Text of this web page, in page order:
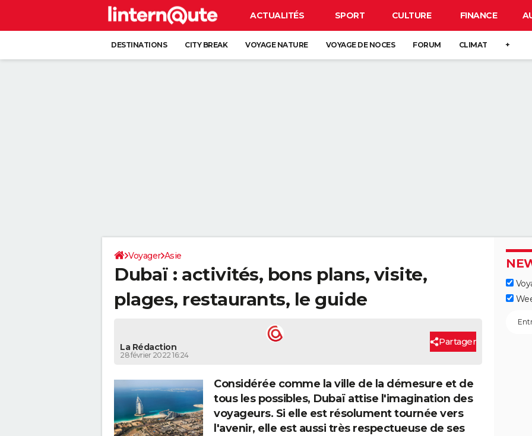
ACTUALITÉS SPORT CULTURE FINANCE
DESTINATIONS CITY BREAK VOYAGE NATURE VOYAGE DE NOCES FORUM CLIMAT +
Voyager Asie
Dubaï : activités, bons plans, visite,
plages, restaurants, le guide
La Rédaction
28 février 2022 16:24
Partager
Considérée comme la ville de la démesure et de
tous les possibles, Dubaï attise l'imagination des
voyageurs. Si elle est résolument tournée vers
l'avenir, elle est aussi très respectueuse de ses